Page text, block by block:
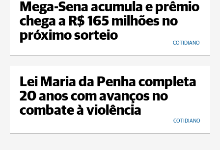
Mega-Sena acumula e prêmio
chega a R$ 165 milhões no
próximo sorteio
COTIDIANO
Lei Maria da Penha completa
20 anos com avanços no
combate à violência
COTIDIANO